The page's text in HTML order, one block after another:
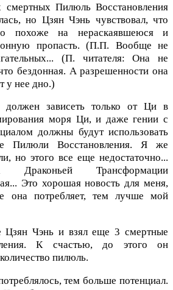
смертных Пилюль Восстановления
но Цзян Чэнь чувствовал, что
похоже на нераскаявшеюся и
пропасть. (П.П. Вообще не
(П. читателя: Она не
бездонная. А разрешенности она
у нее дно.)
зависеть только от Ци в
моря Ци, и даже гении с
должны будут использовать
Пилюли Восстановления. Я же
но этого все еще недостаточно...
Драконьей Трансформации
Это хорошая новость для меня,
она потребляет, тем лучше мой
Цзян Чэнь и взял еще 3 смертные
К счастью, до этого он
пилюль.
тем больше потенциал.